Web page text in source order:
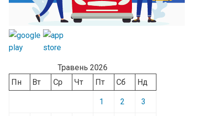
Травень 2026
Пн
Вт Ср Чт Пт Сб Нд
1 2 3